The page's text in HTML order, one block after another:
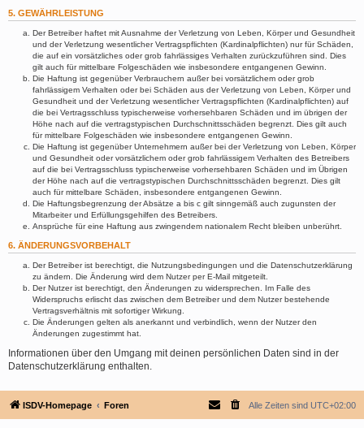
5. GEWÄHRLEISTUNG
Der Betreiber haftet mit Ausnahme der Verletzung von Leben, Körper und Gesundheit
und der Verletzung wesentlicher Vertragspflichten (Kardinalpflichten) nur für Schäden,
die auf ein vorsätzliches oder grob fahrlässiges Verhalten zurückzuführen sind. Dies
gilt auch für mittelbare Folgeschäden wie insbesondere entgangenen Gewinn.
Die Haftung ist gegenüber Verbrauchern außer bei vorsätzlichem oder grob
fahrlässigem Verhalten oder bei Schäden aus der Verletzung von Leben, Körper und
Gesundheit und der Verletzung wesentlicher Vertragspflichten (Kardinalpflichten) auf
die bei Vertragsschluss typischerweise vorhersehbaren Schäden und im übrigen der
Höhe nach auf die vertragstypischen Durchschnittsschäden begrenzt. Dies gilt auch
für mittelbare Folgeschäden wie insbesondere entgangenen Gewinn.
Die Haftung ist gegenüber Unternehmern außer bei der Verletzung von Leben, Körper
und Gesundheit oder vorsätzlichem oder grob fahrlässigem Verhalten des Betreibers
auf die bei Vertragsschluss typischerweise vorhersehbaren Schäden und im Übrigen
der Höhe nach auf die vertragstypischen Durchschnittsschäden begrenzt. Dies gilt
auch für mittelbare Schäden, insbesondere entgangenen Gewinn.
Die Haftungsbegrenzung der Absätze a bis c gilt sinngemäß auch zugunsten der
Mitarbeiter und Erfüllungsgehilfen des Betreibers.
Ansprüche für eine Haftung aus zwingendem nationalem Recht bleiben unberührt.
6. ÄNDERUNGSVORBEHALT
Der Betreiber ist berechtigt, die Nutzungsbedingungen und die Datenschutzerklärung
zu ändern. Die Änderung wird dem Nutzer per E-Mail mitgeteilt.
Der Nutzer ist berechtigt, den Änderungen zu widersprechen. Im Falle des
Widerspruchs erlischt das zwischen dem Betreiber und dem Nutzer bestehende
Vertragsverhältnis mit sofortiger Wirkung.
Die Änderungen gelten als anerkannt und verbindlich, wenn der Nutzer den
Änderungen zugestimmt hat.
Informationen über den Umgang mit deinen persönlichen Daten sind in der
Datenschutzerklärung enthalten.
ISDV-Homepage Foren Alle Zeiten sind UTC+02:00